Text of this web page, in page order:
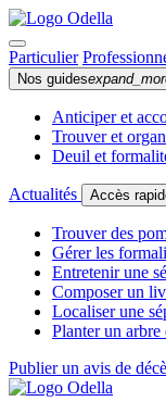
Particulier
Nos guides
Anticiper et
Trouver et
Deuil et
Actualités Accès
Trouver des
Gérer les
Entretenir une
Composer un
Localiser une
Planter un
Publier un avis de